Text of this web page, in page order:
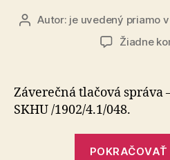
AutorAutor: je uvedený priamo
Žiadne
Záverečná tlačová správa
SKHU /1902/4.1/048.